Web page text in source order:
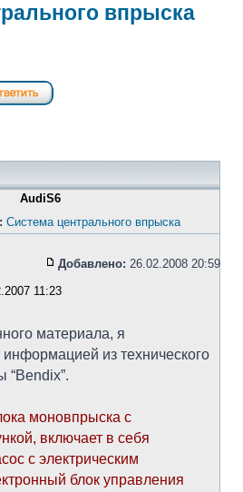
впрыска
AudiS6
Система центрального впрыска
Добавлено: 26.02.2008 20:59
11:23
материала, я
информацией из технического
“Bendix”.
моновпрыска с
включает в себя
с электрическим
блок управления